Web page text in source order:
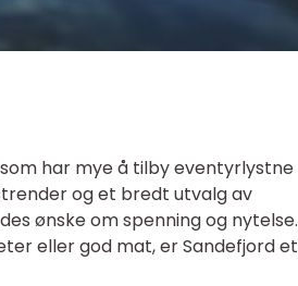
har mye å tilby eventyrlystne
og et bredt utvalg av
ønske om spenning og nytelse.
eller god mat, er Sandefjord et